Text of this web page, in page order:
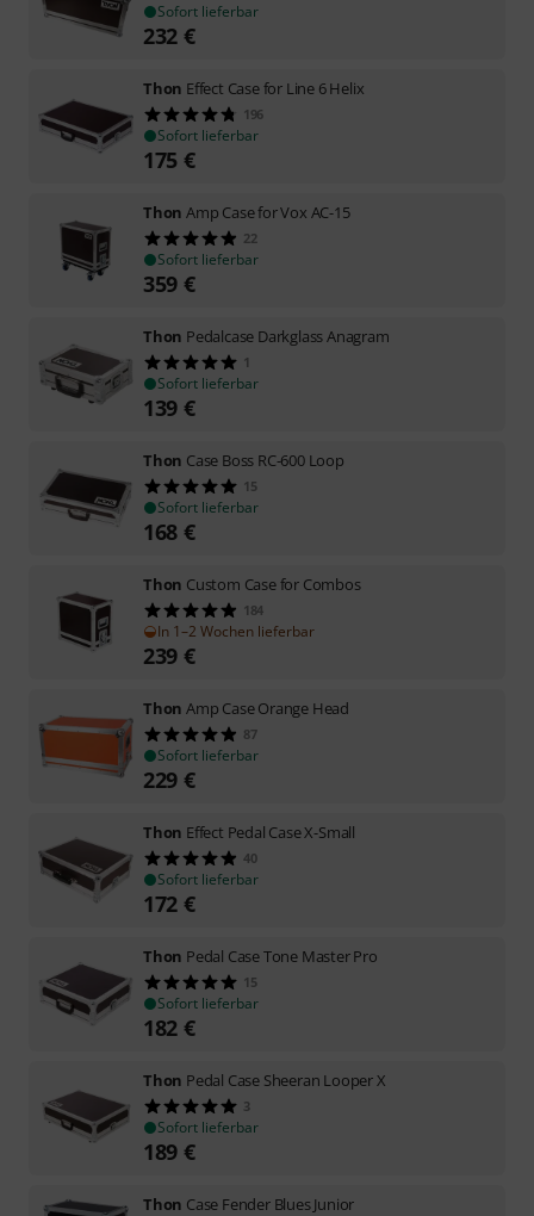
Sofort lieferbar
232 €
Thon Effect Case for Line 6 Helix
196
Sofort lieferbar
175 €
Thon Amp Case for Vox AC-15
22
Sofort lieferbar
359 €
Thon Pedalcase Darkglass Anagram
1
Sofort lieferbar
139 €
Thon Case Boss RC-600 Loop
15
Sofort lieferbar
168 €
Thon Custom Case for Combos
184
In 1–2 Wochen lieferbar
239 €
Thon Amp Case Orange Head
87
Sofort lieferbar
229 €
Thon Effect Pedal Case X-Small
40
Sofort lieferbar
172 €
Thon Pedal Case Tone Master Pro
15
Sofort lieferbar
182 €
Thon Pedal Case Sheeran Looper X
3
Sofort lieferbar
189 €
Thon Case Fender Blues Junior